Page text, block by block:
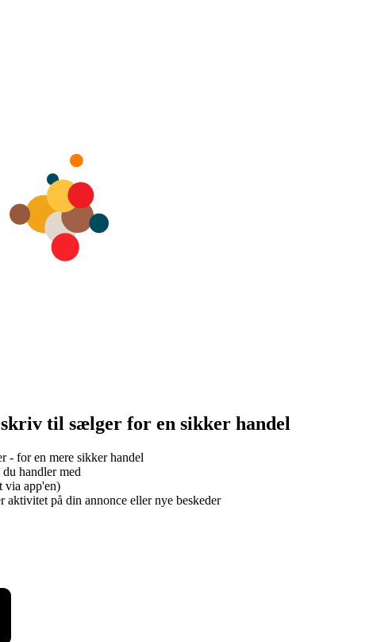
til sælger for en sikker handel
- for en mere sikker handel
handler med
via app'en)
på din annonce eller nye beskeder